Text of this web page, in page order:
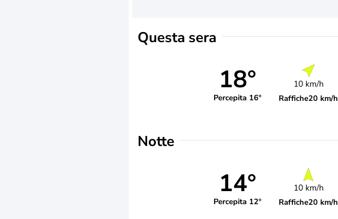
Questa sera
18°
Percepita 16°
10 km/h
Raffiche20 km/h
Notte
14°
Percepita 12°
10 km/h
Raffiche20 km/h